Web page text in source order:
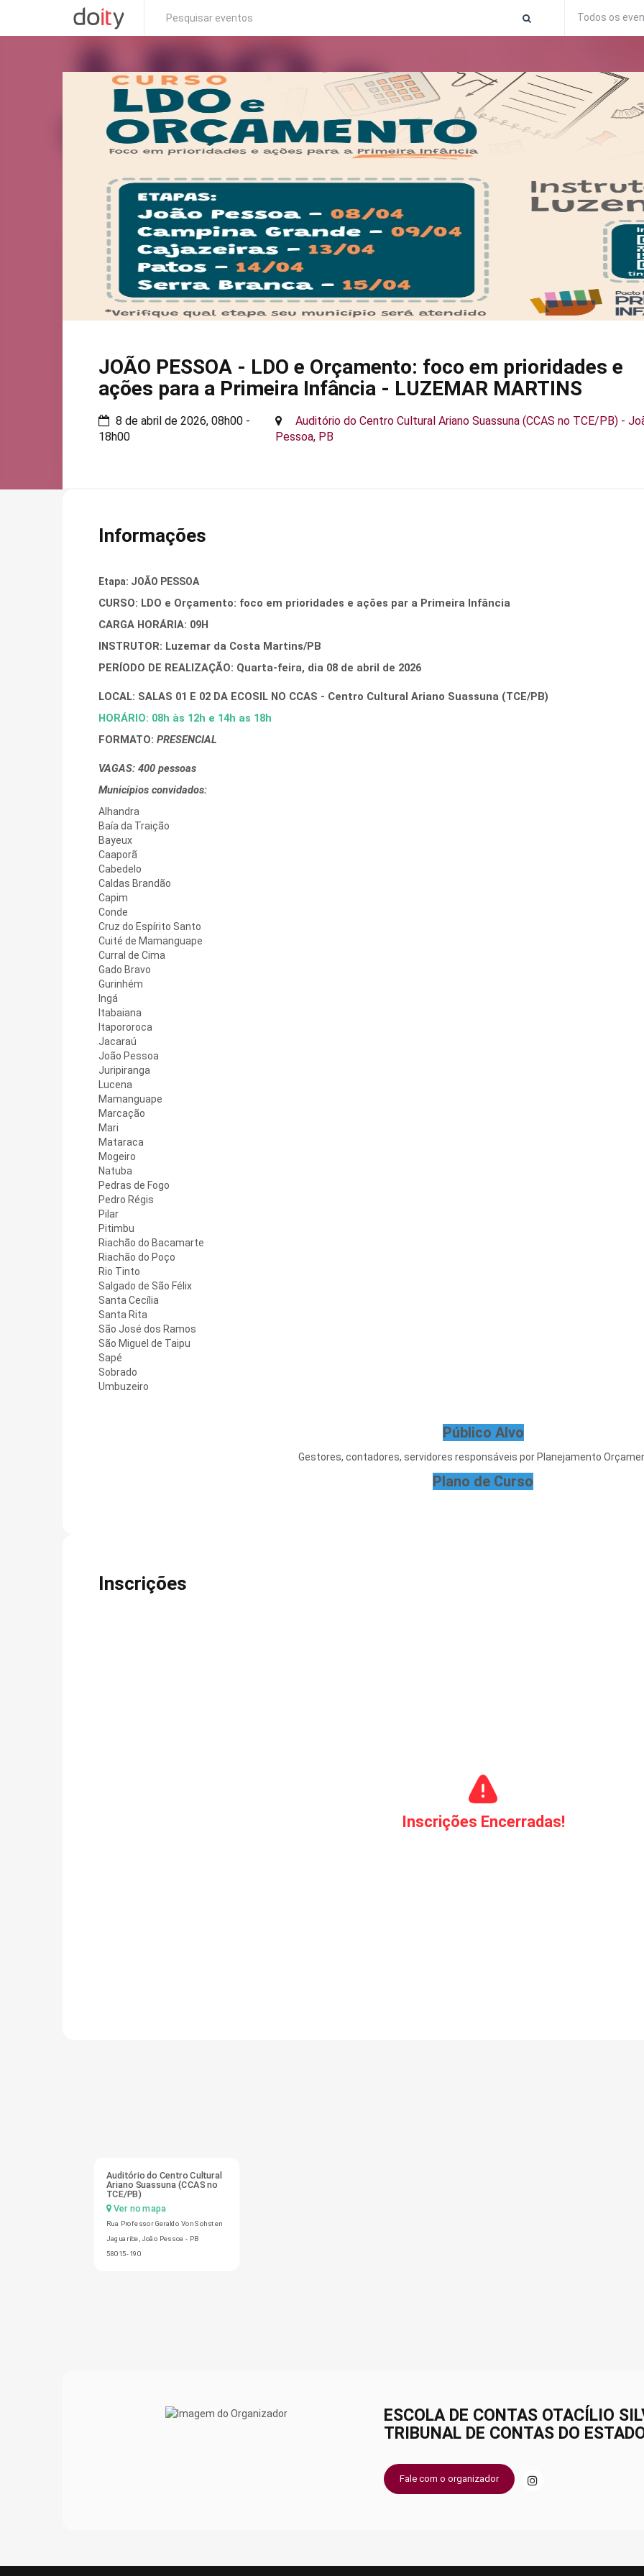
Todos os
JOÃO PESSOA - LDO e Orçamento: foco em prioridades e
ações para a Primeira Infância - LUZEMAR MARTINS
8 de abril de 2026, 08h00 -
18h00
Auditório do Centro Cultural Ariano Suassuna (CCAS no TCE/PB) -
Pessoa, PB
Informações
Etapa: JOÃO PESSOA
CURSO: LDO e Orçamento: foco em prioridades e ações par a Primeira Infância
CARGA HORÁRIA: 09H
INSTRUTOR: Luzemar da Costa Martins/PB
PERÍODO DE REALIZAÇÃO: Quarta-feira, dia 08 de abril de 2026
LOCAL: SALAS 01 E 02 DA ECOSIL NO CCAS - Centro Cultural Ariano Suassuna (TCE/PB)
HORÁRIO: 08h às 12h e 14h as 18h
FORMATO: PRESENCIAL
VAGAS: 400 pessoas
Municípios convidados:
Alhandra
Baía da Traição
Bayeux
Caaporã
Cabedelo
Caldas Brandão
Capim
Conde
Cruz do Espírito Santo
Cuité de Mamanguape
Curral de Cima
Gado Bravo
Gurinhém
Ingá
Itabaiana
Itapororoca
Jacaraú
João Pessoa
Juripiranga
Lucena
Mamanguape
Marcação
Mari
Mataraca
Mogeiro
Natuba
Pedras de Fogo
Pedro Régis
Pilar
Pitimbu
Riachão do Bacamarte
Riachão do Poço
Rio Tinto
Salgado de São Félix
Santa Cecília
Santa Rita
São José dos Ramos
São Miguel de Taipu
Sapé
Sobrado
Umbuzeiro
Público Alvo
Gestores, contadores, servidores responsáveis por Planejamento
Plano de Curso
Inscrições
Inscrições Encerradas!
Auditório do Centro Cultural
Ariano Suassuna (CCAS no
TCE/PB)
Ver no mapa
Rua Professor Geraldo Von Sohsten
Jaguaribe, João Pessoa - PB
58015-190
ESCOLA DE CONTAS OTACÍLIO
TRIBUNAL DE CONTAS DO
Fale com o organizador